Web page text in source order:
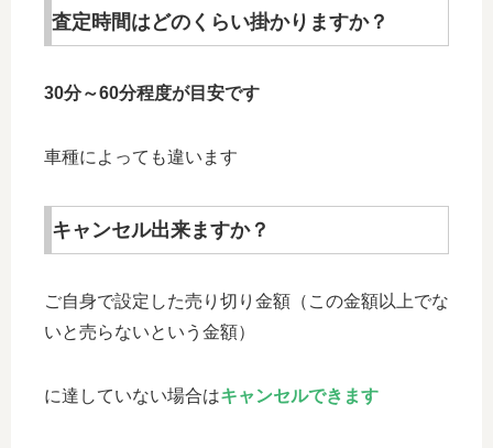
査定時間はどのくらい掛かりますか？
30分～60分程度が目安です
車種によっても違います
キャンセル出来ますか？
ご自身で設定した売り切り金額（この金額以上でな
いと売らないという金額）
に達していない場合はキャンセルできます